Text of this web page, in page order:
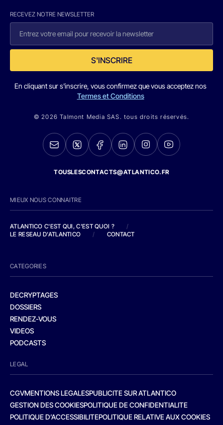
RECEVEZ NOTRE NEWSLETTER
S'INSCRIRE
En cliquant sur s'inscrire, vous confirmez que vous acceptez nos
Termes et Conditions
© 2026 Talmont Media SAS. tous droits réservés.
TOUSLESCONTACTS@ATLANTICO.FR
MIEUX NOUS CONNAITRE
ATLANTICO C'EST QUI, C'EST QUOI ?
/
LE RESEAU D'ATLANTICO
/ CONTACT
CATEGORIES
DECRYPTAGES
DOSSIERS
RENDEZ-VOUS
VIDEOS
PODCASTS
LEGAL
CGVMENTIONS LEGALESPUBLICITE SUR ATLANTICO
GESTION DES COOKIESPOLITIQUE DE CONFIDENTIALITE
POLITIQUE D’ACCESSIBILITEPOLITIQUE RELATIVE AUX COOKIES